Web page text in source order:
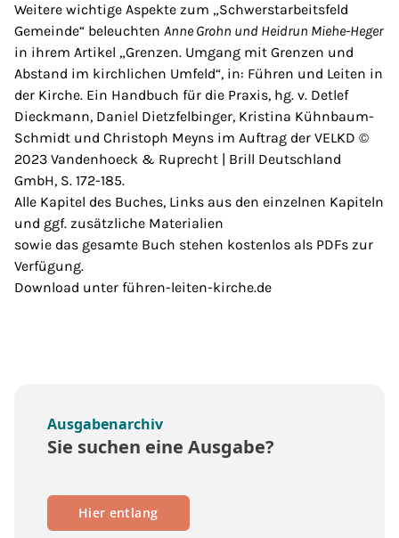
Weitere wichtige Aspekte zum „Schwerstarbeitsfeld
Gemeinde“ beleuchten Anne Grohn und Heidrun Miehe-Heger
in ihrem Artikel „Grenzen. Umgang mit Grenzen und
Abstand im kirchlichen Umfeld“, in: Führen und Leiten in
der Kirche. Ein Handbuch für die Praxis, hg. v. Detlef
Dieckmann, Daniel Dietzfelbinger, Kristina Kühnbaum-
Schmidt und Christoph Meyns im Auftrag der VELKD ©
2023 Vandenhoeck & Ruprecht | Brill Deutschland
GmbH, S. 172-185.
Alle Kapitel des Buches, Links aus den einzelnen Kapiteln
und ggf. zusätzliche Materialien
sowie das gesamte Buch stehen kostenlos als PDFs zur
Verfügung.
Download unter führen-leiten-kirche.de
Ausgabenarchiv
Sie suchen eine Ausgabe?
Hier entlang